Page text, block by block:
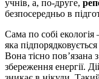
учнів, а, по-друге,
безпосередньо в
Сама по собі
яка
Вона тісно пов’язана
збереження енергії.